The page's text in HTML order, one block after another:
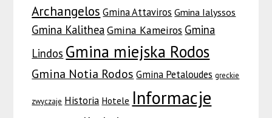
Archangelos Gmina Attaviros Gmina Ialyssos
Gmina KalitheaGmina Kameiros Gmina
Lindos Gmina miejska Rodos
Gmina Notia Rodos Gmina Petaloudes greckie
zwyczaje Historia Hotele Informacje